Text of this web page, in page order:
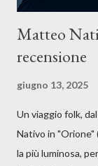
Matteo
recensione
giugno 13, 2025
Un viaggio folk,
Nativo in "Orione"
la più luminosa,